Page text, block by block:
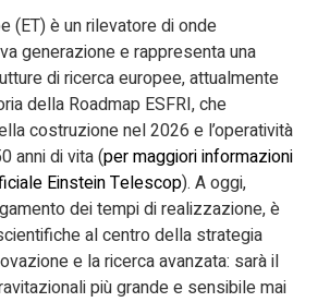
(ET) è un rilevatore di onde
generazione e rappresenta una
di ricerca europee, attualmente
della Roadmap ESFRI, che
costruzione nel 2026 e l’operatività
anni di vita (per maggiori informazioni
Einstein Telescop). A oggi,
dei tempi di realizzazione, è
al centro della strategia
e la ricerca avanzata: sarà il
più grande e sensibile mai